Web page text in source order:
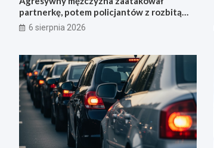
partnerkę, potem policjantów z rozbitą
butelką
6 sierpnia 2026